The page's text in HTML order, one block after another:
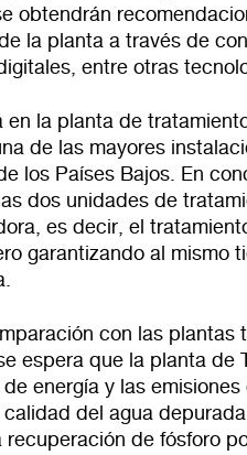
obtendrán
la planta a través de
entre otras
en la planta de
de las mayores
los Países Bajos. En
dos unidades de
es decir, el
garantizando al mismo
con las plantas
espera que la planta de
energía y las
del agua
de fósforo